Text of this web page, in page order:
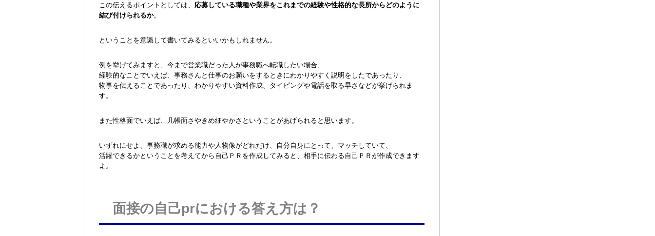
この伝えるポイントとしては、 応募している職種や業界をこれまでの経験や性格的な長所からどのように
結び付けられるか。
ということを意識して書いてみるといいかもしれません。
例を挙げてみますと、今まで営業職だった人が事務職へ転職したい場合、
経験的なことでいえば、事務さんと仕事のお願いをするときにわかりやすく説明をしたであったり、
物事を伝えることであったり、わかりやすい資料作成、タイピングや電話を取る早さなどが挙げられま
す。
また性格面でいえば、几帳面さやきめ細やかさということがあげられると思います。
いずれにせよ、事務職が求める能力や人物像がどれだけ、自分自身にとって、マッチしていて、
活躍できるかということを考えてから自己ＰＲを作成してみると、相手に伝わる自己ＰＲが作成できます
よ。
面接の自己prにおける答え方は？